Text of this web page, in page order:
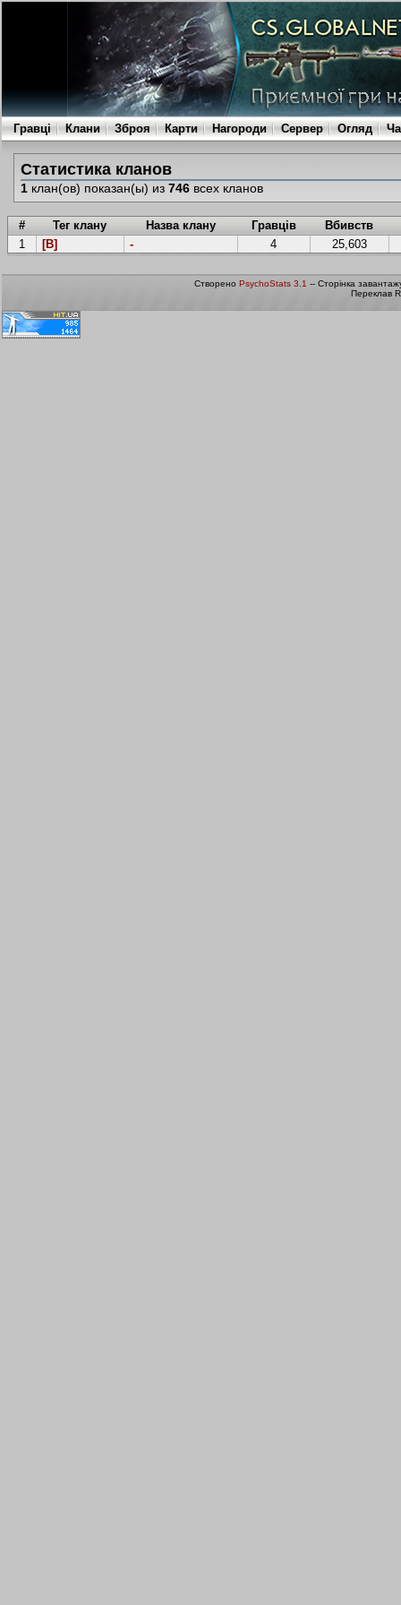
Гравці Клани Зброя Карти Нагороди Сервер Огляд
Статистика кланов
1клан(ов) показан(ы) из 746всех кланов
# Тег клану Назва клану Гравців
Вбивств
1
[B] - 4 25,603
Створено PsychoStats 3.1 -- Сторінка
Переклав